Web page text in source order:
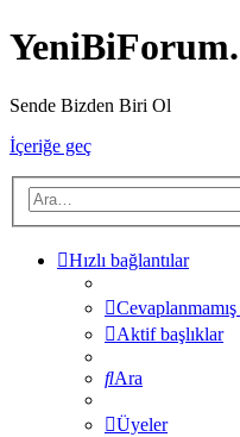
Sende Bizden Biri Ol
İçeriğe geç
Hızlı bağlantılar
Aktif başlıklar
Ara
Üyeler